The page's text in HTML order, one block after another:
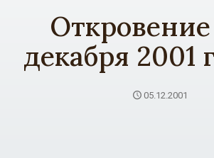
Откровение
декабря 2001
05.12.2001